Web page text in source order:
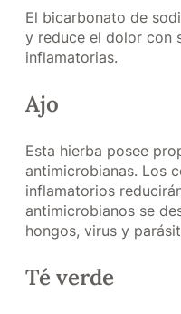
El bicarbonato de
y reduce el dolor con
inflamatorias.
Ajo
Esta hierba posee
antimicrobianas. Los
inflamatorios
antimicrobianos se
hongos, virus y
Té verde